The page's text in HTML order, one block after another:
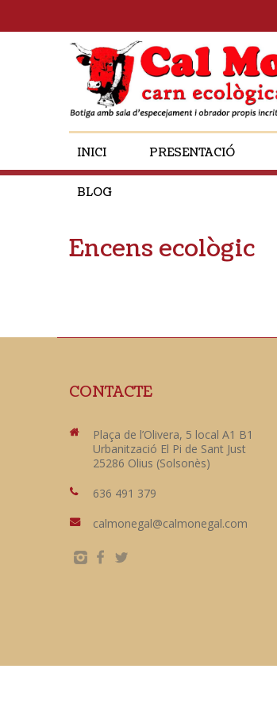
INICI PRESENTACIÓ
BLOG
Encens ecològic
CONTACTE
Plaça de l’Olivera, 5 local A1 B1
Urbanització El Pi de Sant Just
25286 Olius (Solsonès)
636 491 379
calmonegal@calmonegal.com